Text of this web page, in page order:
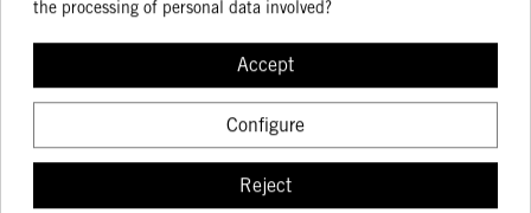
APEX PRO 7117
399.00 339.15
the processing of personal data involved?
Accept
Configure
Reject